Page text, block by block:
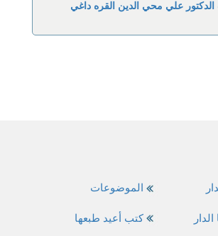
الدكتور علي محي الدين القره داغي
الموضوعات
كتب أعيد طبعها